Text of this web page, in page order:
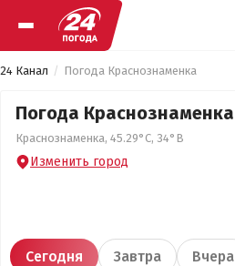
24 Канал Погода Краснознаменка
Погода Краснознаменка
Краснознаменка, 45.29°С, 34°В
Изменить город
Сегодня Завтра Вчера